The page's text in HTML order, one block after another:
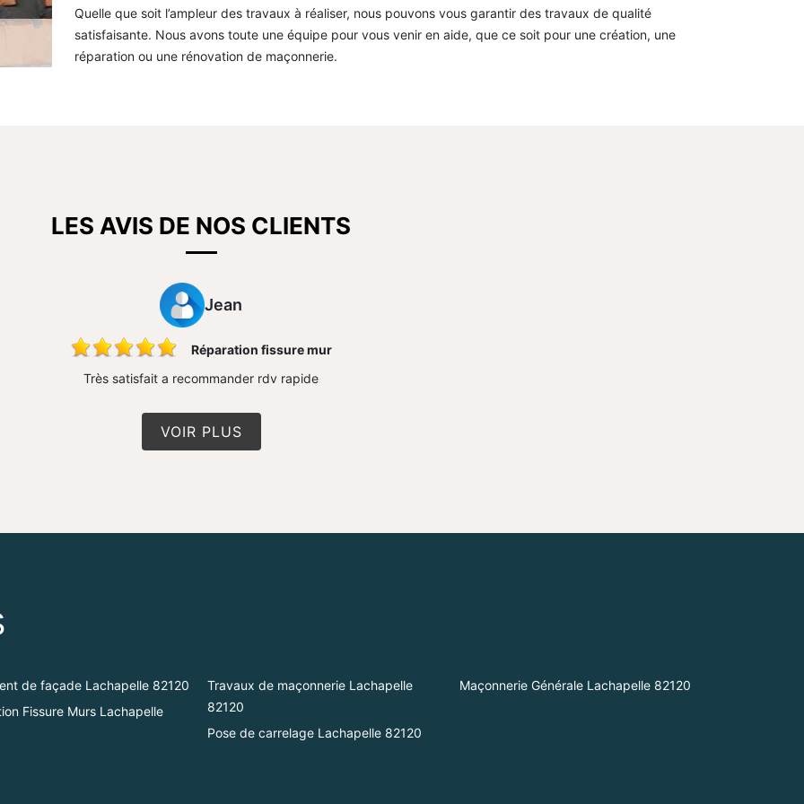
Quelle que soit l’ampleur des travaux à réaliser, nous pouvons vous garantir des travaux de qualité
satisfaisante. Nous avons toute une équipe pour vous venir en aide, que ce soit pour une création, une
réparation ou une rénovation de maçonnerie.
LES AVIS DE NOS CLIENTS
Jean
Réparation fissure mur
Très satisfait a recommander rdv rapide
VOIR PLUS
de façade Lachapelle 82120
Fissure Murs Lachapelle
Travaux de maçonnerie Lachapelle
82120
Pose de carrelage Lachapelle 82120
Maçonnerie Générale Lachapelle 82120